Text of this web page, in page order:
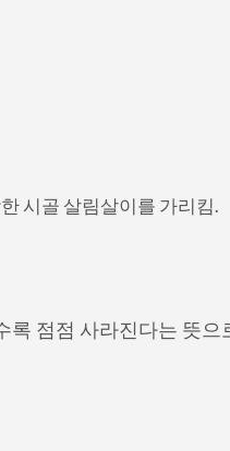
시골 살림살이를 가리킴.
점점 사라진다는 뜻으